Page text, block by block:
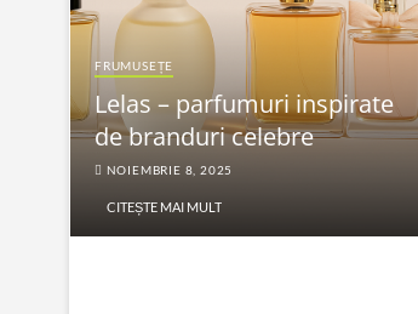
FRUMUSEȚE
Lelas – parfumuri inspirate
de branduri celebre
NOIEMBRIE 8, 2025
CITEȘTE MAI MULT